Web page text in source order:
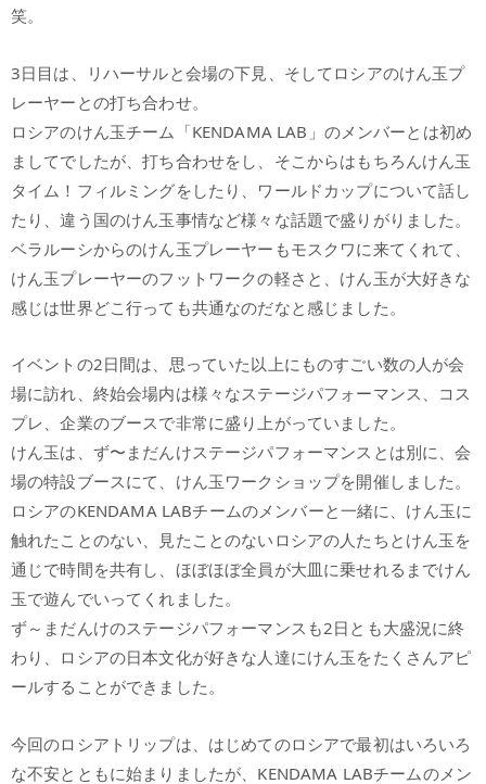
笑。
3日目は、リハーサルと会場の下見、そしてロシアのけん玉プ
レーヤーとの打ち合わせ。
ロシアのけん玉チーム「KENDAMA LAB」のメンバーとは初め
ましてでしたが、打ち合わせをし、そこからはもちろんけん玉
タイム！フィルミングをしたり、ワールドカップについて話し
たり、違う国のけん玉事情など様々な話題で盛りがりました。
ベラルーシからのけん玉プレーヤーもモスクワに来てくれて、
けん玉プレーヤーのフットワークの軽さと、けん玉が大好きな
感じは世界どこ行っても共通なのだなと感じました。
イベントの2日間は、思っていた以上にものすごい数の人が会
場に訪れ、終始会場内は様々なステージパフォーマンス、コス
プレ、企業のブースで非常に盛り上がっていました。
けん玉は、ず〜まだんけステージパフォーマンスとは別に、会
場の特設ブースにて、けん玉ワークショップを開催しました。
ロシアのKENDAMA LABチームのメンバーと一緒に、けん玉に
触れたことのない、見たことのないロシアの人たちとけん玉を
通じで時間を共有し、ほぼほぼ全員が大皿に乗せれるまでけん
玉で遊んでいってくれました。
ず～まだんけのステージパフォーマンスも2日とも大盛況に終
わり、ロシアの日本文化が好きな人達にけん玉をたくさんアピ
ールすることができました。
今回のロシアトリップは、はじめてのロシアで最初はいろいろ
な不安とともに始まりましたが、KENDAMA LABチームのメン